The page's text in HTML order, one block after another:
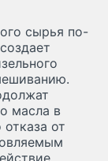
сырья по-
масла в
от